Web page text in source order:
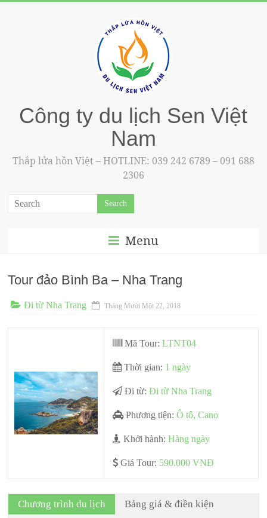
Công ty du lịch Sen Việt
Nam
Thắp lửa hồn Việt – HOTLINE: 039 242 6789 – 091 688
2306
Menu
Tour đảo Bình Ba – Nha Trang
Đi từ Nha Trang Tháng Mười Một 22, 2018
Mã Tour: LTNT04
Thời gian: 1 ngày
Đi từ: Đi từ Nha Trang
Phương tiện: Ô tô, Cano
Khởi hành: Hàng ngày
Giá Tour: 590.000 VNĐ
Chương trình du lịch
Bảng giá & điền kiện